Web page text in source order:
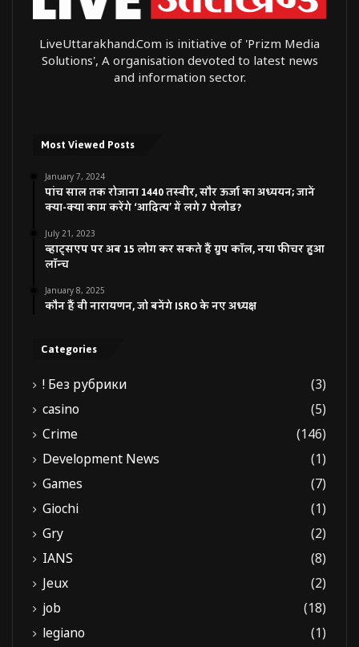
LiveUttarakhand.Com is initiative of 'Prizm Media
Solutions', A organisation devoted to latest news
and information sector.
Most Viewed Posts
January 7, 2024
पांच साल तक रोजाना 1440 तस्वीर, सौर ऊर्जा का अध्ययन; जानें
क्या-क्या काम करेंगे ‘आदित्य’ में लगे 7 पेलोड?
July 21, 2023
व्हाट्सएप पर अब 15 लोग कर सकते हैं ग्रुप कॉल, नया फीचर हुआ
लॉन्च
January 8, 2025
कौन हैं वी नारायणन, जो बनेंगे ISRO के नए अध्यक्ष
Categories
! Без рубрики
(3)
casino
(5)
Crime
(146)
Development News
(1)
Games
(7)
Giochi
(1)
Gry
(2)
IANS
(8)
Jeux
(2)
job
(18)
legiano
(1)